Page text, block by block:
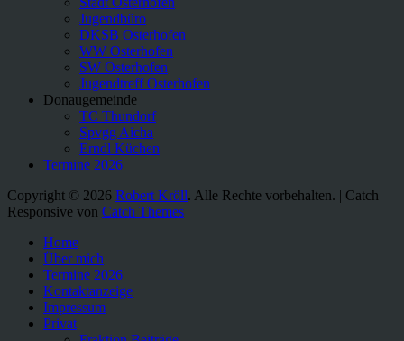
Jugendbüro
DKSB Osterhofen
WW Osterhofen
SW Osterhofen
Jugendtreff Osterhofen
Donaugemeinde
TC Thundorf
Spvgg Aicha
Erndl Küchen
Termine 2026
Copyright © 2026 Robert Kröll. Alle Rechte vorbehalten. | Catch
Responsive von Catch Themes
oben
scrollen
Home
Über mich
Termine 2026
Kontaktanzeige
Impressum
Privat